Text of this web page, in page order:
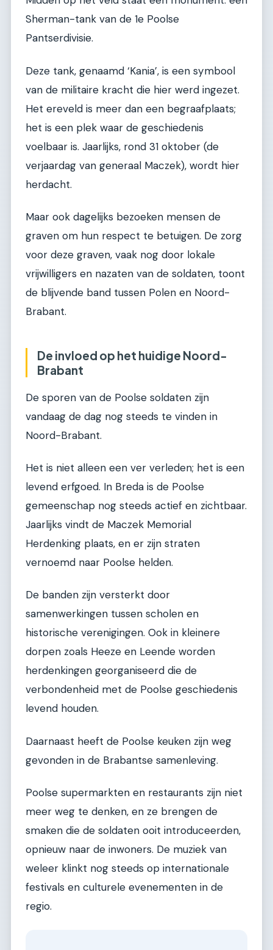
Sherman-tank van de 1e Poolse
Pantserdivisie.
Deze tank, genaamd ‘Kania’, is een symbool
van de militaire kracht die hier werd ingezet.
Het ereveld is meer dan een begraafplaats;
het is een plek waar de geschiedenis
voelbaar is. Jaarlijks, rond 31 oktober (de
verjaardag van generaal Maczek), wordt hier
herdacht.
Maar ook dagelijks bezoeken mensen de
graven om hun respect te betuigen. De zorg
voor deze graven, vaak nog door lokale
vrijwilligers en nazaten van de soldaten, toont
de blijvende band tussen Polen en Noord-
Brabant.
De invloed op het huidige Noord-
Brabant
De sporen van de Poolse soldaten zijn
vandaag de dag nog steeds te vinden in
Noord-Brabant.
Het is niet alleen een ver verleden; het is een
levend erfgoed. In Breda is de Poolse
gemeenschap nog steeds actief en zichtbaar.
Jaarlijks vindt de Maczek Memorial
Herdenking plaats, en er zijn straten
vernoemd naar Poolse helden.
De banden zijn versterkt door
samenwerkingen tussen scholen en
historische verenigingen. Ook in kleinere
dorpen zoals Heeze en Leende worden
herdenkingen georganiseerd die de
verbondenheid met de Poolse geschiedenis
levend houden.
Daarnaast heeft de Poolse keuken zijn weg
gevonden in de Brabantse samenleving.
Poolse supermarkten en restaurants zijn niet
meer weg te denken, en ze brengen de
smaken die de soldaten ooit introduceerden,
opnieuw naar de inwoners. De muziek van
weleer klinkt nog steeds op internationale
festivals en culturele evenementen in de
regio.